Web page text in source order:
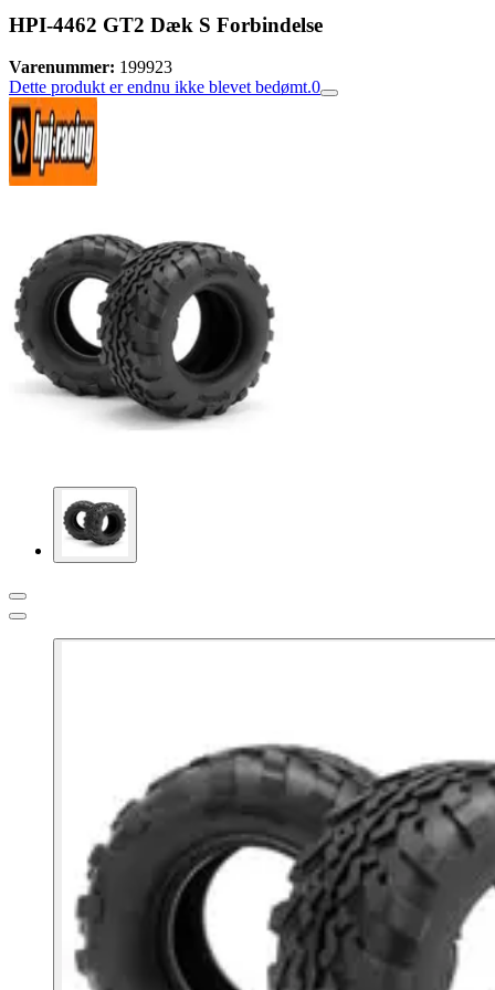
HPI-4462 GT2 Dæk S Forbindelse
Varenummer: 199923
Dette produkt er endnu ikke blevet bedømt.0